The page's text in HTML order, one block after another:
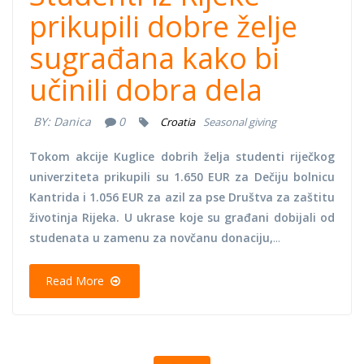
prikupili dobre želje
sugrađana kako bi
učinili dobra dela
BY: Danica 0 Croatia Seasonal giving
Tokom akcije Kuglice dobrih želja studenti riječkog
univerziteta prikupili su 1.650 EUR za Dečiju bolnicu
Kantrida i 1.056 EUR za azil za pse Društva za zaštitu
životinja Rijeka. U ukrase koje su građani dobijali od
studenata u zamenu za novčanu donaciju,...
Read More